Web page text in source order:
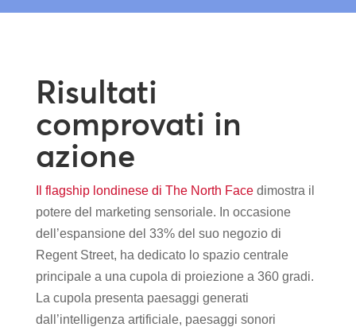
Risultati
comprovati in
azione
Il flagship londinese di The North Facedimostra il
potere del marketing sensoriale. In occasione
dell’espansione del 33% del suo negozio di
Regent Street, ha dedicato lo spazio centrale
principale a una cupola di proiezione a 360 gradi.
La cupola presenta paesaggi generati
dall’intelligenza artificiale, paesaggi sonori